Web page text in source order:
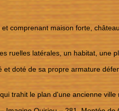
comprenant maison forte,
ruelles latérales, un habitat, une
doté de sa propre armature
trahit le plan d'une ancienne ville